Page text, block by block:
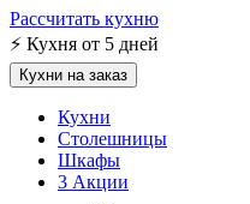
Рассчитать кухню
⚡ Кухня от 5 дней
Кухни на заказ
Кухни
Столешницы
Шкафы
3 Акции